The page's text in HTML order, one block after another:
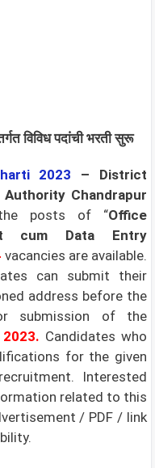
विविध पदांची भरती सुरू
2023 –
District
Chandrapur
posts of “Office
cum Data Entry
vacancies are available.
can submit their
address before the
submission of the
Candidates who
for the given
Interested
related to this
/ PDF / link